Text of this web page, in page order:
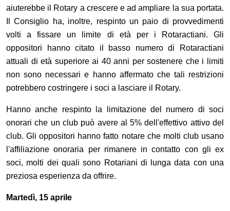
aiuterebbe il Rotary a crescere e ad ampliare la sua portata.
Il Consiglio ha, inoltre, respinto un paio di provvedimenti
volti a fissare un limite di età per i Rotaractiani. Gli
oppositori hanno citato il basso numero di Rotaractiani
attuali di età superiore ai 40 anni per sostenere che i limiti
non sono necessari e hanno affermato che tali restrizioni
potrebbero costringere i soci a lasciare il Rotary.
Hanno anche respinto la limitazione del numero di soci
onorari che un club può avere al 5% dell'effettivo attivo del
club. Gli oppositori hanno fatto notare che molti club usano
l'affiliazione onoraria per rimanere in contatto con gli ex
soci, molti dei quali sono Rotariani di lunga data con una
preziosa esperienza da offrire.
Martedì, 15 aprile